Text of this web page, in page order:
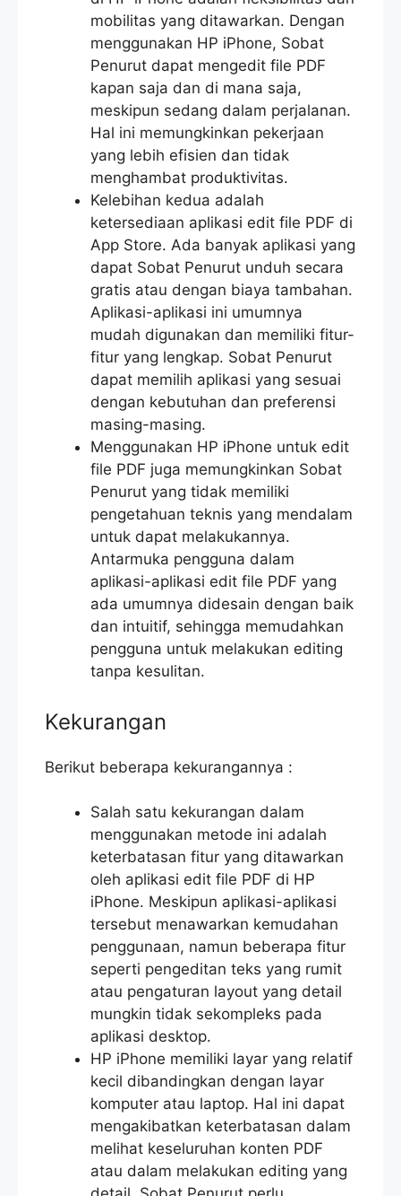
mobilitas yang ditawarkan. Dengan
menggunakan HP iPhone, Sobat
Penurut dapat mengedit file PDF
kapan saja dan di mana saja,
meskipun sedang dalam perjalanan.
Hal ini memungkinkan pekerjaan
yang lebih efisien dan tidak
menghambat produktivitas.
Kelebihan kedua adalah
ketersediaan aplikasi edit file PDF di
App Store. Ada banyak aplikasi yang
dapat Sobat Penurut unduh secara
gratis atau dengan biaya tambahan.
Aplikasi-aplikasi ini umumnya
mudah digunakan dan memiliki fitur-
fitur yang lengkap. Sobat Penurut
dapat memilih aplikasi yang sesuai
dengan kebutuhan dan preferensi
masing-masing.
Menggunakan HP iPhone untuk edit
file PDF juga memungkinkan Sobat
Penurut yang tidak memiliki
pengetahuan teknis yang mendalam
untuk dapat melakukannya.
Antarmuka pengguna dalam
aplikasi-aplikasi edit file PDF yang
ada umumnya didesain dengan baik
dan intuitif, sehingga memudahkan
pengguna untuk melakukan editing
tanpa kesulitan.
Kekurangan
Berikut beberapa kekurangannya :
Salah satu kekurangan dalam
menggunakan metode ini adalah
keterbatasan fitur yang ditawarkan
oleh aplikasi edit file PDF di HP
iPhone. Meskipun aplikasi-aplikasi
tersebut menawarkan kemudahan
penggunaan, namun beberapa fitur
seperti pengeditan teks yang rumit
atau pengaturan layout yang detail
mungkin tidak sekompleks pada
aplikasi desktop.
HP iPhone memiliki layar yang relatif
kecil dibandingkan dengan layar
komputer atau laptop. Hal ini dapat
mengakibatkan keterbatasan dalam
melihat keseluruhan konten PDF
atau dalam melakukan editing yang